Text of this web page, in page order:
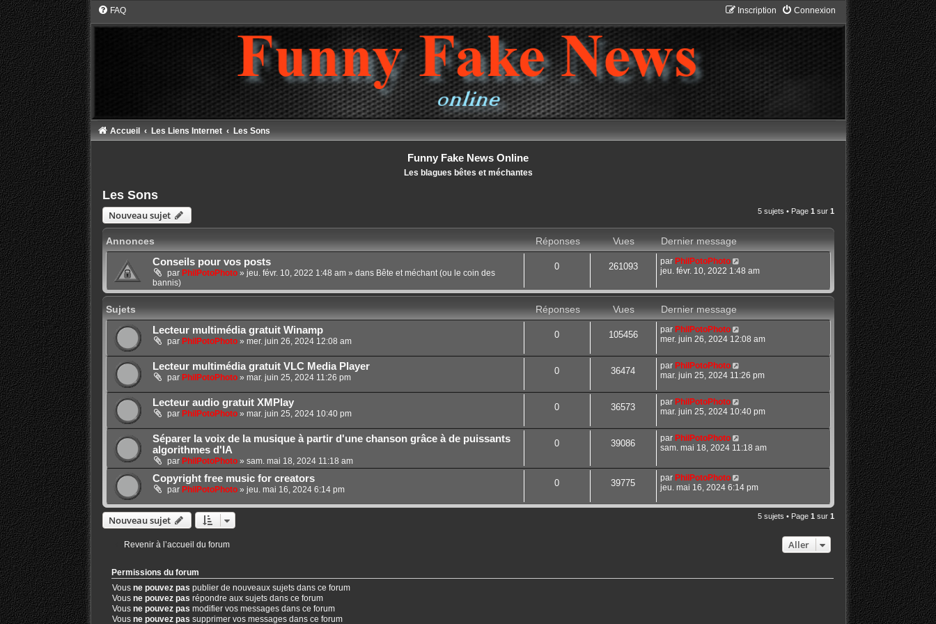
FAQ Connexion
Inscription
Accueil Les Liens Internet Les Sons
Funny Fake News Online
Les blagues bêtes et méchantes
Les Sons
Nouveau sujet 5 sujets • Page 1 sur 1
Annonces Réponses Vues
Dernier message
Conseils pour vos posts
par PhilPotoPhoto» jeu. févr. 10, 2022 1:48 am» dans Bête et méchant (ou le coin des
bannis)
0 261093 par PhilPotoPhoto
jeu. févr. 10, 2022 1:48 am
Sujets Réponses Vues
Dernier message
Lecteur multimédia gratuit Winamp
par PhilPotoPhoto» mer. juin 26, 2024 12:08 am
0 105456 par PhilPotoPhoto
mer. juin 26, 2024 12:08 am
Lecteur multimédia gratuit VLC Media Player
par PhilPotoPhoto» mar. juin 25, 2024 11:26 pm
0 36474 par PhilPotoPhoto
mar. juin 25, 2024 11:26 pm
Lecteur audio gratuit XMPlay
par PhilPotoPhoto» mar. juin 25, 2024 10:40 pm
0 36573 par PhilPotoPhoto
mar. juin 25, 2024 10:40 pm
Séparer la voix de la musique à partir d'une chanson grâce à de puissants
algorithmes d'IA
par PhilPotoPhoto» sam. mai 18, 2024 11:18 am
0 39086 par PhilPotoPhoto
sam. mai 18, 2024 11:18 am
Copyright free music for creators
par PhilPotoPhoto» jeu. mai 16, 2024 6:14 pm
0 39775 par PhilPotoPhoto
jeu. mai 16, 2024 6:14 pm
Nouveau sujet 5 sujets • Page 1 sur 1
Revenir à l’accueil du forum Aller
Permissions du forum
Vous ne pouvez pas publier de nouveaux sujets dans ce forum
Vous ne pouvez pas répondre aux sujets dans ce forum
Vous ne pouvez pas modifier vos messages dans ce forum
Vous ne pouvez pas supprimer vos messages dans ce forum